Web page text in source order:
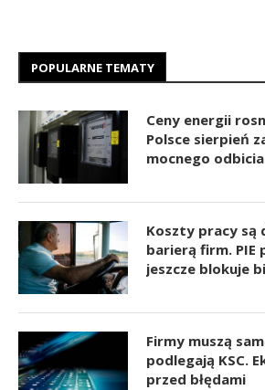
POPULARNE TEMATY
Ceny energii
Polsce sierpień
mocnego odbicia
Koszty pracy są
barierą firm. PIE
jeszcze blokuje
Firmy muszą
podlegają KSC.
przed błędami